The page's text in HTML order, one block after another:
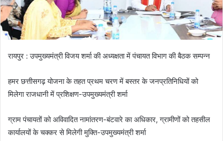
रायपुर : उपमुख्यमंत्री विजय शर्मा की अध्यक्षता में पंचायत विभाग की बैठक सम्पन्न
हमर छत्तीसगढ़ योजना के तहत प्रथम चरण में बस्तर के जनप्रतिनिधियों को
मिलेगा राजधानी में प्रशिक्षण-उपमुख्यमंत्री शर्मा
ग्राम पंचायतों को अविवादित नामांतरण-बंटवारे का अधिकार, ग्रामीणों को तहसील
कार्यालयों के चक्कर से मिलेगी मुक्ति-उपमुख्यमंत्री शर्मा